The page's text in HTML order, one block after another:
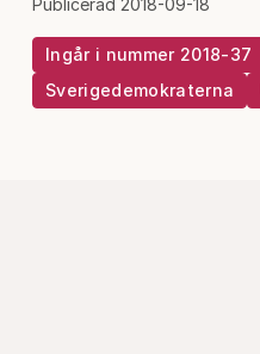
Publicerad 2018-09-18
Ingår i nummer 2018-37
Sverigedemokraterna